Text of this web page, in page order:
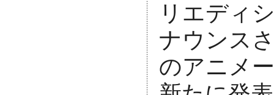
リエディ
ナウンス
のアニメ